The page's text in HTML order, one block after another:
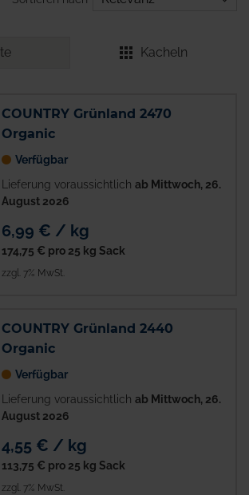
Kacheln
COUNTRY Grünland 2470
Organic
Verfügbar
Lieferung voraussichtlich ab Mittwoch, 26.
August 2026
6,99 € / kg
174,75 € pro 25 kg Sack
zzgl. 7% MwSt.
COUNTRY Grünland 2440
Organic
Verfügbar
Lieferung voraussichtlich ab Mittwoch, 26.
August 2026
4,55 € / kg
113,75 € pro 25 kg Sack
zzgl. 7% MwSt.